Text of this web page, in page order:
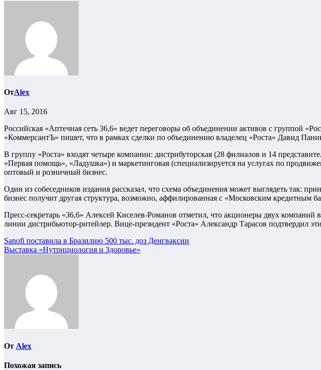
ОтAlex
Авг 15, 2016
Российская «Аптечная сеть 36,6» ведет переговоры об объединении активов с группой
«КоммерсантЪ» пишет, что в рамках сделки по объединению владелец «Роста» Давид
В группу «Роста» входят четыре компании: дистрибуторская (28 филиалов и 14
«Первая помощь», «Ладушка») и маркетинговая (специализируется на услугах по
оптовый и розничный бизнес.
Один из собеседников издания рассказал, что схема объединения может выглядеть так:
бизнес получит другая структура, возможно, аффилированная с «Московским кредитным
Пресс-секретарь «36,6» Алексей Киселев-Романов отметил, что акционеры двух компаний
линии дистрибьютор-ритейлер. Вице-президент «Роста» Александр Тарасов подтвердил
Навигация
по
Sanofi поставила в Бразилию 500 тыс. доз Денгваксии
Выставка «Нутрициология и Здоровье»
От Alex
Похожая запись